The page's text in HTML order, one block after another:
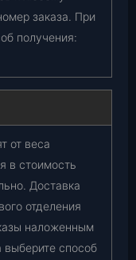
заказа. При
получения:
от веса
в стоимость
Доставка
отделения
наложенным
способ